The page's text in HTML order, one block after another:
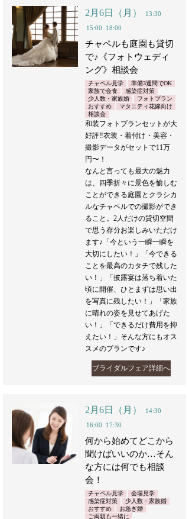
2月6日（月）
13:30
15:00
18:00
チャペルも庭園も貸切
で♪《フォトウェディ
ング》相談会
チャペル見学
準備3週間でOK
家族で会食
感染症対策
少人数・家族婚
フォトプラン
おすすめ
マタニティ花嫁向け
相談会
和装フォトプランセットが大
好評‼︎衣装・着付け・美容・
撮影データがセットで11万
円〜！
なんと言っても最大の魅力
は、四季折々に景色を愉しむ
ことができる庭園とクラシカ
ルなチャペルでの撮影ができ
ること。2人だけの貸切空間
で思う存分お楽しみいただけ
ます♪「今という一瞬一瞬を
大切にしたい！」「今できる
ことを最高のカタチで残した
い！」「披露宴は落ち着いた
頃に開催、ひとまずは思い出
を写真に残したい！」「家族
に晴れの姿を見せてあげた
い！」「できるだけ費用を抑
えたい！」そんな方にもオス
スメのプランです♪
ブライダルフェア詳細へ
2月6日（月）
14:30
16:00
17:30
何から始めてどこから
聞けばいいのか…そん
な方には何でも相談
会！
チャペル見学
会場見学
感染症対策
少人数・家族婚
おすすめ
お急ぎ婚
ご両親も一緒に